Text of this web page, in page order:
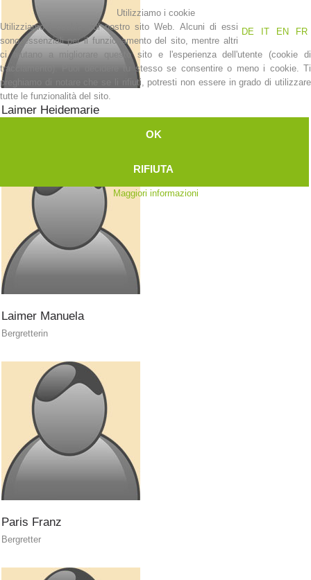
Soccorso in montagna
Elisoccorso
Laimer Heidemarie
Laimer Manuela
Bergretterin
Paris Franz
Bergretter
Utilizziamo i cookie
DE
IT EN FR
Utilizziamo i cookie sul nostro sito Web. Alcuni di essi
sono essenziali per il funzionamento del sito, mentre altri
ci aiutano a migliorare questo sito e l'esperienza dell'utente (cookie di
tracciamento). Puoi decidere tu stesso se consentire o meno i cookie. Ti
preghiamo di notare che se li rifiuti, potresti non essere in grado di utilizzare
tutte le funzionalità del sito.
OK
RIFIUTA
Maggiori informazioni